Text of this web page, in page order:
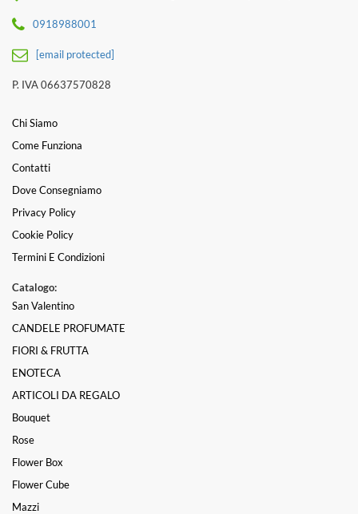
0918988001
[email protected]
P. IVA 06637570828
Chi Siamo
Come Funziona
Contatti
Dove Consegniamo
Privacy Policy
Cookie Policy
Termini E Condizioni
Catalogo:
San Valentino
CANDELE PROFUMATE
FIORI & FRUTTA
ENOTECA
ARTICOLI DA REGALO
Bouquet
Rose
Flower Box
Flower Cube
Mazzi